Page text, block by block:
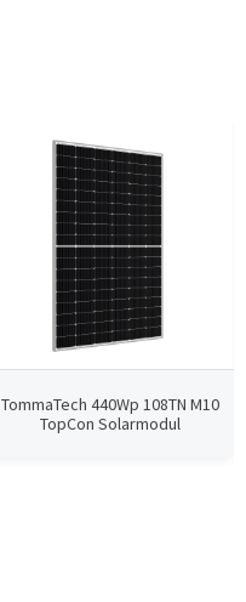
TommaTech 440Wp 108TN M10
TopCon Solarmodul